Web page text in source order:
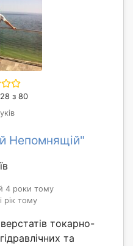
з 80
Непомнящій"
4 роки тому
рік тому
токарно-
та